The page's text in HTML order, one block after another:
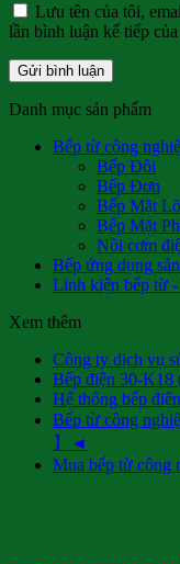
Lưu tên của tôi,
lần bình luận kế tiếp
Danh mục sản phẩm
Bếp từ công
Bếp Đôi
Bếp Đơn
Bếp Mặt
Bếp Mặt
Nồi cơm
Bếp ứng dụng
Linh kiện bếp từ
Xem thêm
Công ty dịch vụ
Bếp điện 30-K18
Hệ thống bếp
Bếp từ công
】◄
Mua bếp từ công